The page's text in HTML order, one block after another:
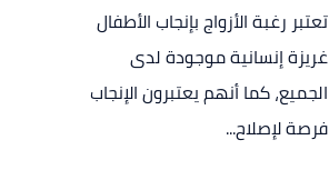
تعتبر رغبة الأزواج بإنجاب الأطفال
غريزة إنسانية موجودة لدى
الجميع، كما أنهم يعتبرون الإنجاب
فرصة لإصلاح...